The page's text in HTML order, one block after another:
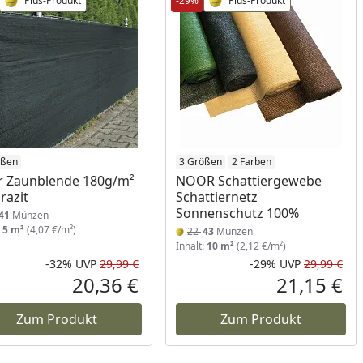
Preis
Zaunblende 180g/m²
Münzen
5 m² (4,07 €/m²)
Rabatt in Prozent
-32%
Ursprünglicher Preis
UVP 29,99 €
Aktueller Preis
20,36 €
Zum Produkt
3 Größen 2 Farben
NOOR Schattiergewebe
Schattiernetz
Sonnenschutz 100%
2243 Münzen
Inhalt: 10 m² (2,12 €/m²)
-29% UVP 29,99 €
21,15 €
Zum Produkt